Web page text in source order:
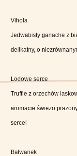
Vihola
Jedwabisty ganache z
delikatny, o
Lodowe serce
Truffle z orzechów
aromacie świeżo
serce!
Bałwanek